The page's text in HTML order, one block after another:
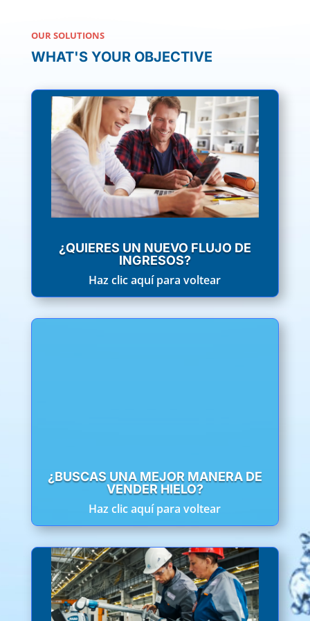
OUR SOLUTIONS
WHAT'S YOUR OBJECTIVE
¿QUIERES UN NUEVO FLUJO DE
INGRESOS?
Haz clic aquí para voltear
CONVIÉRTETE EN UN INVERSOR
Las máquinas son asequibles, financiables y no
requieren mucho tiempo para administrarlas.
¡No pospongas esta oportunidad comprobada
de obtener ingresos pasivos adicionales!
¿BUSCAS UNA MEJOR MANERA DE
VENDER HIELO?
Haz clic aquí para voltear
OBTÉN UN HYDRATION PRO™ PARA
TU LUGAR DE TRABAJO